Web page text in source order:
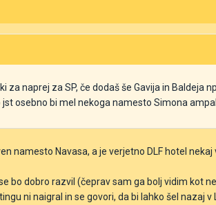
za naprej za SP, če dodaš še Gavija in Baldeja
osebno bi mel nekoga namesto Simona
namesto Navasa, a je verjetno DLF hotel nekaj
bo dobro razvil (čeprav sam ga bolj vidim kot
ni naigral in se govori, da bi lahko šel nazaj